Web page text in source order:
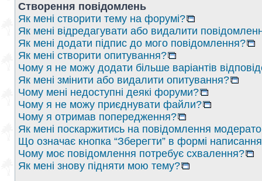
Створення повідомлень
Як мені створити тему на форумі?
Як мені відредагувати або видалити
Як мені додати підпис до мого повідомлення?
Як мені створити опитування?
Чому я не можу додати більше варіантів
Як мені змінити або видалити опитування?
Чому мені недоступні деякі форуми?
Чому я не можу приєднувати файли?
Чому я отримав попередження?
Як мені поскаржитись на повідомлення
Що означає кнопка “Зберегти” в формі
Чому моє повідомлення потребує схвалення?
Як мені знову підняти мою тему?